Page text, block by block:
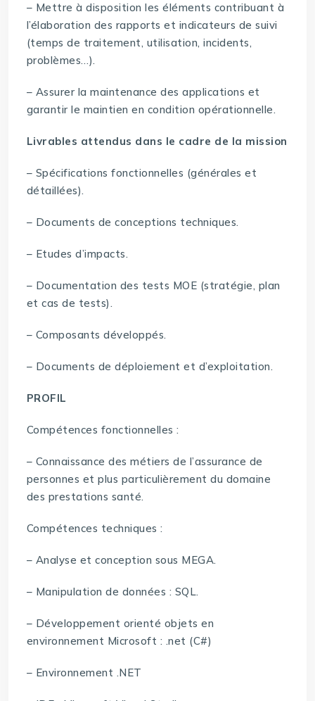
– Mettre à disposition les éléments contribuant à
l’élaboration des rapports et indicateurs de suivi
(temps de traitement, utilisation, incidents,
problèmes…).
– Assurer la maintenance des applications et
garantir le maintien en condition opérationnelle.
Livrables attendus dans le cadre de la mission
– Spécifications fonctionnelles (générales et
détaillées).
– Documents de conceptions techniques.
– Etudes d’impacts.
– Documentation des tests MOE (stratégie, plan
et cas de tests).
– Composants développés.
– Documents de déploiement et d’exploitation.
PROFIL
Compétences fonctionnelles :
– Connaissance des métiers de l’assurance de
personnes et plus particulièrement du domaine
des prestations santé.
Compétences techniques :
– Analyse et conception sous MEGA.
– Manipulation de données : SQL.
– Développement orienté objets en
environnement Microsoft : .net (C#)
– Environnement .NET